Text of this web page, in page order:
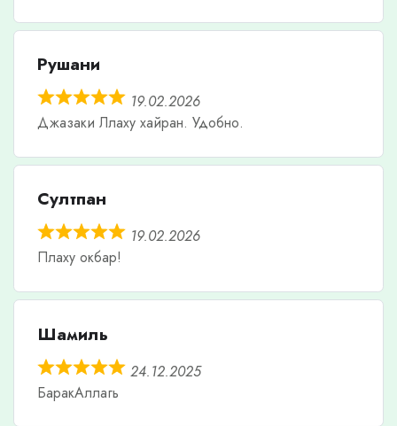
Рушани
19.02.2026
Джазаки Ллаху хайран. Удобно.
Султпан
19.02.2026
Плаху окбар!
Шамиль
24.12.2025
БаракАллагь